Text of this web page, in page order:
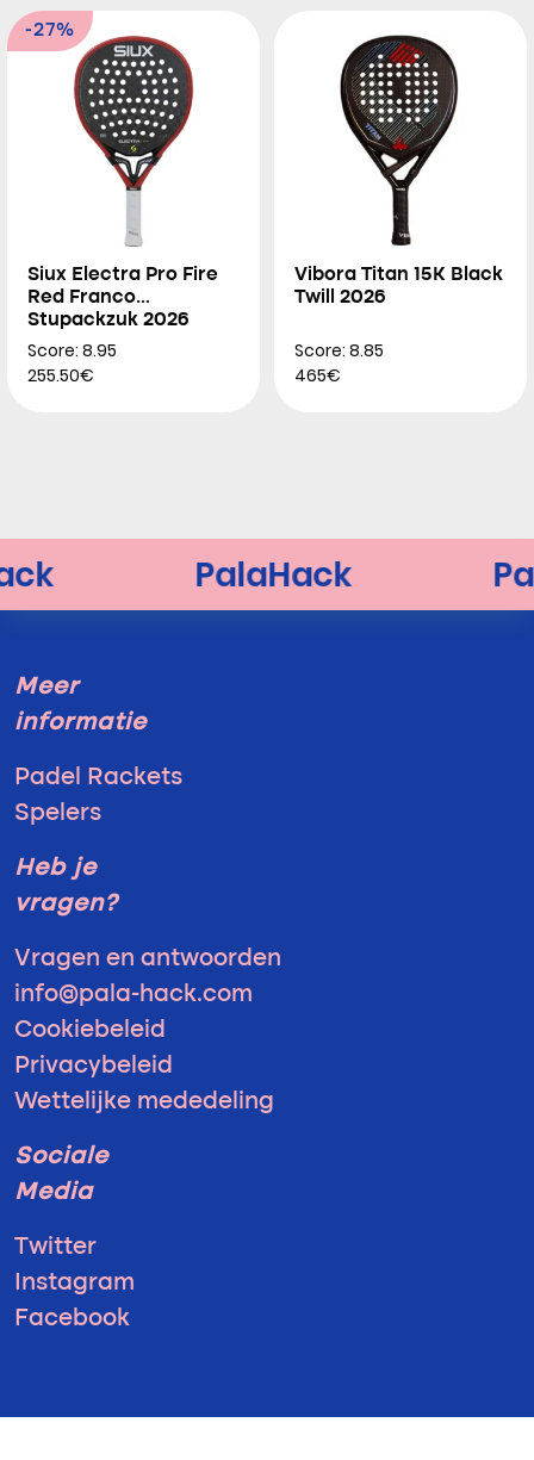
-27%
Siux Electra Pro Fire
Red Franco
Stupackzuk 2026
Score: 8.95
255.50€
Vibora Titan 15K Black
Twill 2026
Score: 8.85
465€
Meer
informatie
Padel Rackets
Spelers
Heb je
vragen?
Vragen en antwoorden
info@pala-hack.com
Cookiebeleid
Privacybeleid
Wettelijke mededeling
Sociale
Media
Twitter
Instagram
Facebook